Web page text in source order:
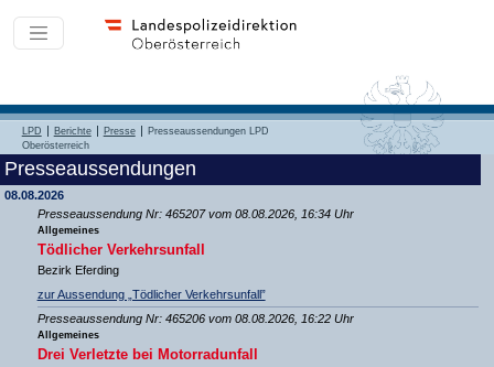
LPD Berichte Presse
Presseaussendungen LPD
Oberösterreich
Presseaussendungen
08.08.2026
Presseaussendung Nr: 465207 vom 08.08.2026, 16:34 Uhr
Allgemeines
Tödlicher Verkehrsunfall
Bezirk Eferding
zur Aussendung „Tödlicher Verkehrsunfall”
Presseaussendung Nr: 465206 vom 08.08.2026, 16:22 Uhr
Allgemeines
Drei Verletzte bei Motorradunfall